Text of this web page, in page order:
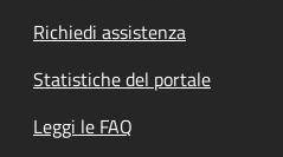
Richiedi assistenza
Statistiche del portale
Leggi le FAQ